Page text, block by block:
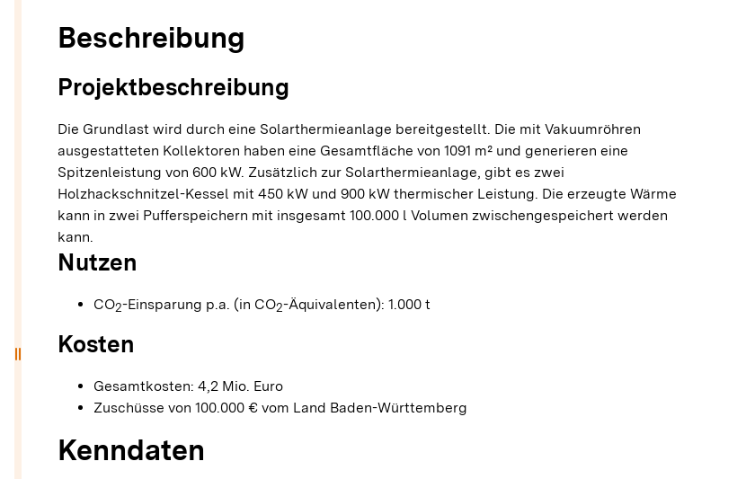
drag_handle
Beschreibung
Projektbeschreibung
Die Grundlast wird durch eine Solarthermieanlage bereitgestellt. Die mit Vakuumröhren
ausgestatteten Kollektoren haben eine Gesamtfläche von 1091 m² und generieren eine
Spitzenleistung von 600 kW. Zusätzlich zur Solarthermieanlage, gibt es zwei
Holzhackschnitzel-Kessel mit 450 kW und 900 kW thermischer Leistung. Die erzeugte Wärme
kann in zwei Pufferspeichern mit insgesamt 100.000 l Volumen zwischengespeichert werden
kann.
Nutzen
CO2-Einsparung p.a. (in CO2-Äquivalenten): 1.000 t
Kosten
Gesamtkosten: 4,2 Mio. Euro
Zuschüsse von 100.000 € vom Land Baden-Württemberg
Kenndaten